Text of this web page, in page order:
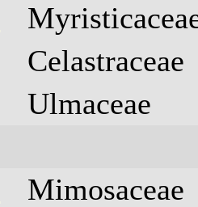
Celastraceae
Ulmaceae
Mimosaceae